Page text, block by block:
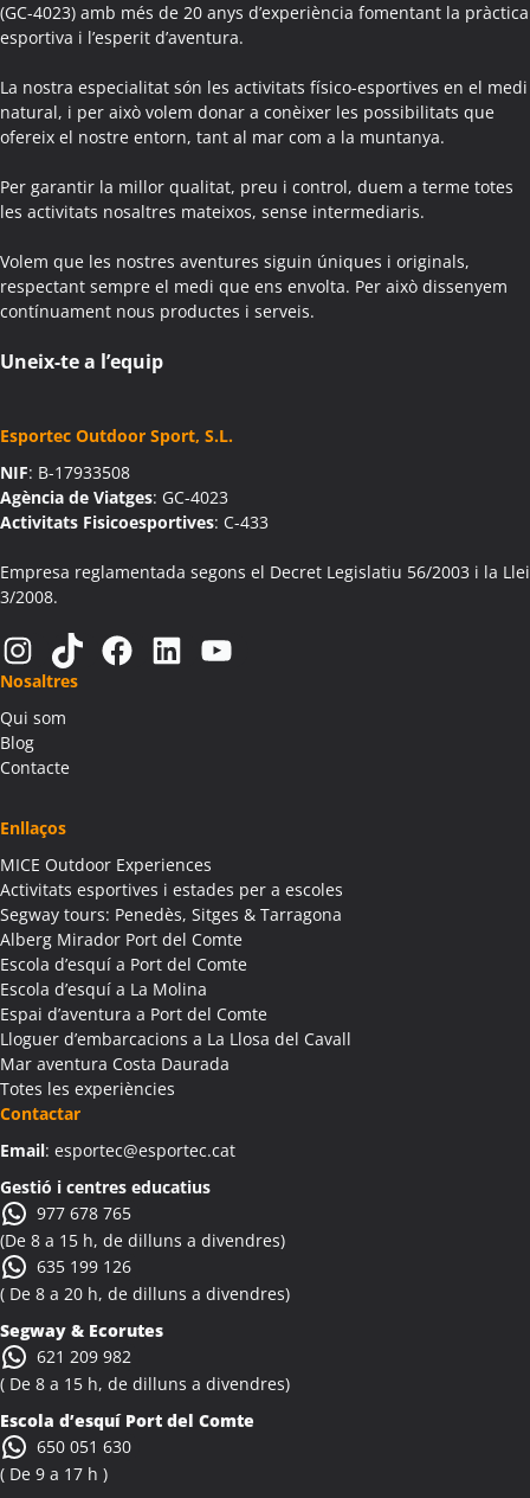
Activitats Família Amics Aguilar de Segarra
Colònies Escolars Aguilar de Segarra
Activitats Teambuilding Empreses Agullana
Activitats Família Amics Agullana
Colònies Escolars Agullana
Activitats Família Amics Aiguafreda
Activitats Teambuilding Empreses Aiguamúrcia
Activitats Família Amics Aiguamúrcia
Colònies Escolars Aiguamúrcia
Activitats Teambuilding Empreses Aiguaviva
Activitats Teambuilding Empreses Aín
Activitats Família Amics Aín
Colònies Escolars Aín
Activitats Teambuilding Empreses Aitona
Activitats Família Amics Aitona
Colònies Escolars Aitona
Activitats Teambuilding Empreses Alàs i Cerc
Activitats Família Amics Alàs i Cerc
Colònies Escolars Alàs i Cerc
Activitats Teambuilding Empreses Albagés
Activitats Família Amics Albagés
Colònies Escolars Albanyà
Activitats Teambuilding Empreses Albatàrrec
Activitats Família Amics Albatàrrec
Colònies Escolars Albatàrrec
Activitats Teambuilding Empreses Albesa
Activitats Família Amics Albesa
Colònies Escolars Albesa
Activitats Teambuilding Empreses Albi
Activitats Família Amics Albi
Colònies Escolars Albi
Activitats Teambuilding Empreses Albinyana
Activitats Família Amics Albinyana
Colònies Escolars Albinyana
Activitats Teambuilding Empreses Albiol
Activitats Família Amics Albiol
Colònies Escolars Albiol
Activitats Teambuilding Empreses Albocàsser
Colònies Escolars Albocàsser
Activitats Teambuilding Empreses Albons
(GC-4023) amb més de 20 anys d’experiència fomentant la pràctica
esportiva i l’esperit d’aventura.
La nostra especialitat són les activitats físico-esportives en el medi
natural, i per això volem donar a conèixer les possibilitats que
ofereix el nostre entorn, tant al mar com a la muntanya.
Per garantir la millor qualitat, preu i control, duem a terme totes
les activitats nosaltres mateixos, sense intermediaris.
Volem que les nostres aventures siguin úniques i originals,
respectant sempre el medi que ens envolta. Per això dissenyem
contínuament nous productes i serveis.
Uneix-te a l’equip
Esportec Outdoor Sport, S.L.
NIF: B-17933508
Agència de Viatges: GC-4023
Activitats Fisicoesportives: C-433
Empresa reglamentada segons el Decret Legislatiu 56/2003 i la Llei
3/2008.
Instagram TikTok Facebook LinkedIn YouTube
Nosaltres
Qui som
Blog
Contacte
Enllaços
MICE Outdoor Experiences
Activitats esportives i estades per a escoles
Segway tours: Penedès, Sitges & Tarragona
Alberg Mirador Port del Comte
Escola d’esquí a Port del Comte
Escola d’esquí a La Molina
Espai d’aventura a Port del Comte
Lloguer d’embarcacions a La Llosa del Cavall
Mar aventura Costa Daurada
Totes les experiències
Contactar
Email: esportec@esportec.cat
Gestió i centres educatius
977 678 765
(De 8 a 15 h, de dilluns a divendres)
635 199 126
( De 8 a 20 h, de dilluns a divendres)
Segway & Ecorutes
621 209 982
( De 8 a 15 h, de dilluns a divendres)
Escola d’esquí Port del Comte
650 051 630
( De 9 a 17 h )